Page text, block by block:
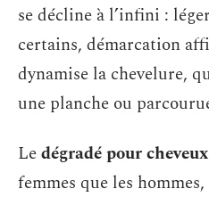
se décline à l’infini :
certains, démarcation
dynamise la chevelure,
une planche ou
Ledégradé pour cheveux
femmes que les